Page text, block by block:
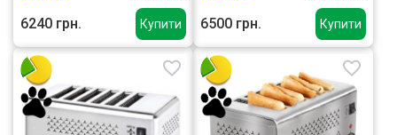
Купити
6240 грн. Купити
6500 грн.